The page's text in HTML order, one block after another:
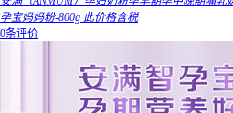
孕宝妈妈粉-800g 此价格含税
0条评价